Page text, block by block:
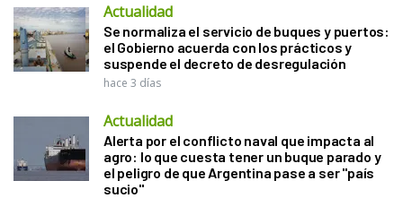
Actualidad
Se normaliza el servicio de buques y puertos:
el Gobierno acuerda con los prácticos y
suspende el decreto de desregulación
hace 3 días
Actualidad
Alerta por el conflicto naval que impacta al
agro: lo que cuesta tener un buque parado y
el peligro de que Argentina pase a ser "país
sucio"